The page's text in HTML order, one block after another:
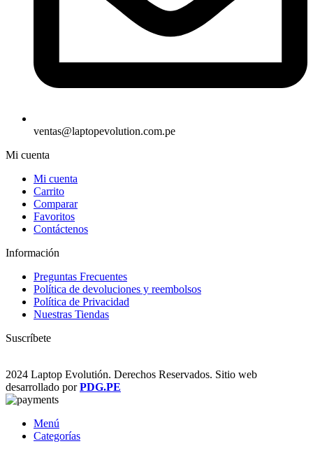
ventas@laptopevolution.com.pe
Mi cuenta
Mi cuenta
Carrito
Comparar
Favoritos
Contáctenos
Información
Preguntas Frecuentes
Política de devoluciones y reembolsos
Política de Privacidad
Nuestras Tiendas
Suscríbete
2024 Laptop Evolutión. Derechos Reservados. Sitio web
desarrollado porPDG.PE
Menú
Categorías